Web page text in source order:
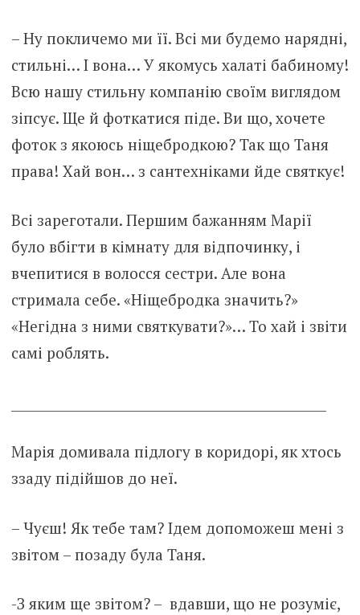
– Ну покличемо ми її. Всі ми будемо нарядні,
стильні… І вона… У якомусь халаті бабиному!
Всю нашу стильну компанію своїм виглядом
зіпсує. Ще й фоткатися піде. Ви що, хочете
фоток з якоюсь ніщебродкою? Так що Таня
права! Хай вон… з сантехніками йде святкує!
Всі зареготали. Першим бажанням Марії
було вбігти в кімнату для відпочинку, і
вчепитися в волосся сестри. Але вона
стримала себе. «Ніщебродка значить?»
«Негідна з ними святкувати?»… То хай і звіти
самі роблять.
Марія домивала підлогу в коридорі, як хтось
ззаду підійшов до неї.
– Чуєш! Як тебе там? Ідем допоможеш мені з
звітом – позаду була Таня.
-З яким ще звітом? – вдавши, що не розуміє,